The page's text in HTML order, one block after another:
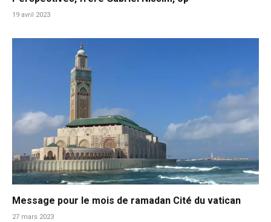
19 avril 2023
Message pour le mois de ramadan Cité du vatican
27 mars 2023